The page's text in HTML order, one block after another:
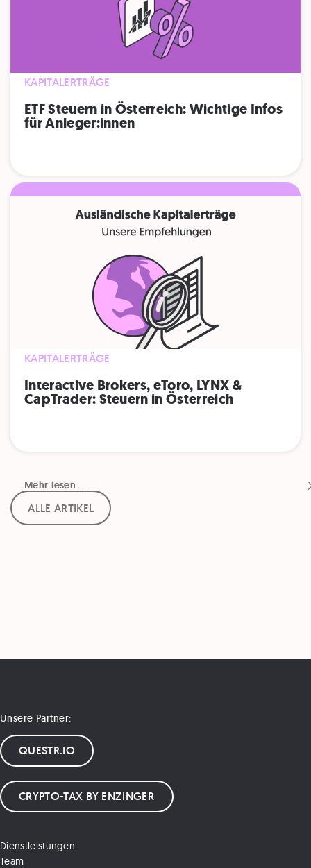
KAPITALERTRÄGE
ETF Steuern in Österreich: Wichtige Infos
für Anleger:innen
Mehr lesen ....
KAPITALERTRÄGE
Interactive Brokers, eToro, LYNX &
CapTrader: Steuern in Österreich
Mehr lesen ....
ALLE ARTIKEL
Dienstleistungen
Team
Unsere Partner:
QUESTR.IO
CRYPTO-TAX BY ENZINGER